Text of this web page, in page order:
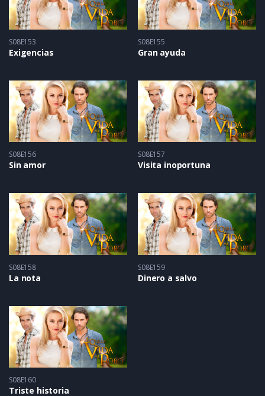
S08E153
Exigencias
S08E155
Gran ayuda
S08E156
Sin amor
S08E157
Visita inoportuna
S08E158
La nota
S08E159
Dinero a salvo
S08E160
Triste historia